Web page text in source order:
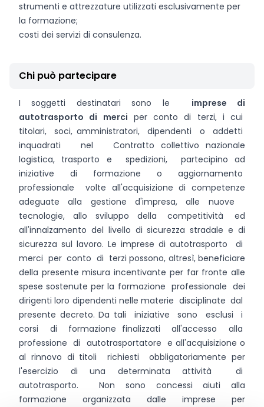
strumenti e attrezzature utilizzati esclusivamente per
la formazione;
costi dei servizi di consulenza.
Chi può partecipare
I soggetti destinatari sono le imprese di
autotrasporto di merci per conto di terzi, i cui
titolari, soci, amministratori, dipendenti o addetti
inquadrati nel Contratto collettivo nazionale
logistica, trasporto e spedizioni, partecipino ad
iniziative di formazione o aggiornamento
professionale volte all'acquisizione di competenze
adeguate alla gestione d'impresa, alle nuove
tecnologie, allo sviluppo della competitività ed
all'innalzamento del livello di sicurezza stradale e di
sicurezza sul lavoro. Le imprese di autotrasporto di
merci per conto di terzi possono, altresì, beneficiare
della presente misura incentivante per far fronte alle
spese sostenute per la formazione professionale dei
dirigenti loro dipendenti nelle materie disciplinate dal
presente decreto. Da tali iniziative sono esclusi i
corsi di formazione finalizzati all'accesso alla
professione di autotrasportatore e all'acquisizione o
al rinnovo di titoli richiesti obbligatoriamente per
l'esercizio di una determinata attività di
autotrasporto. Non sono concessi aiuti alla
formazione organizzata dalle imprese per